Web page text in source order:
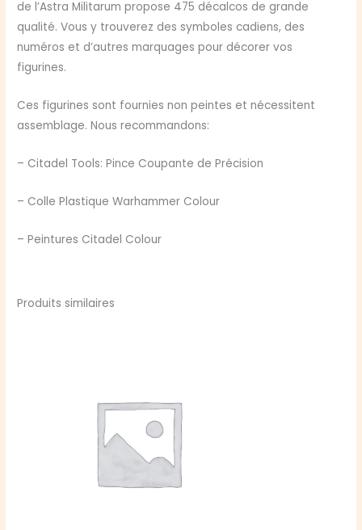
de l’Astra Militarum propose 475 décalcos de grande
qualité. Vous y trouverez des symboles cadiens, des
numéros et d’autres marquages pour décorer vos
figurines.
Ces figurines sont fournies non peintes et nécessitent
assemblage. Nous recommandons:
– Citadel Tools: Pince Coupante de Précision
– Colle Plastique Warhammer Colour
– Peintures Citadel Colour
Produits similaires